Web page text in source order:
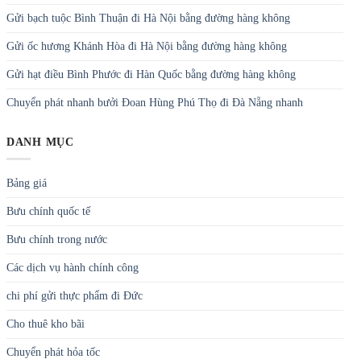
Gửi bạch tuộc Bình Thuận đi Hà Nội bằng đường hàng không
Gửi ốc hương Khánh Hòa đi Hà Nội bằng đường hàng không
Gửi hạt điều Bình Phước đi Hàn Quốc bằng đường hàng không
Chuyển phát nhanh bưởi Đoan Hùng Phú Thọ đi Đà Nẵng nhanh
DANH MỤC
Bảng giá
Bưu chính quốc tế
Bưu chính trong nước
Các dịch vụ hành chính công
chi phí gửi thực phẩm đi Đức
Cho thuê kho bãi
Chuyển phát hỏa tốc